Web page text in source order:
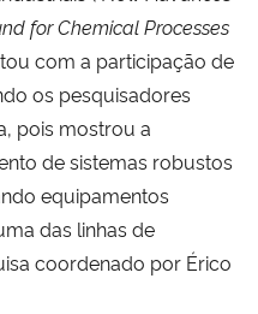
for Chemical Processes
com a participação de
os pesquisadores
pois mostrou a
de sistemas robustos
equipamentos
das linhas de
coordenado por Érico